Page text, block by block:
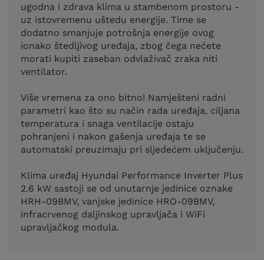
ugodna i zdrava klima u stambenom prostoru -
uz istovremenu uštedu energije. Time se
dodatno smanjuje potrošnja energije ovog
ionako štedljivog uređaja, zbog čega nećete
morati kupiti zaseban odvlaživač zraka niti
ventilator.
Više vremena za ono bitno! Namješteni radni
parametri kao što su način rada uređaja, ciljana
temperatura i snaga ventilacije ostaju
pohranjeni i nakon gašenja uređaja te se
automatski preuzimaju pri sljedećem uključenju.
Klima uređaj Hyundai Performance Inverter Plus
2.6 kW sastoji se od unutarnje jedinice oznake
HRH-09BMV, vanjske jedinice HRO-09BMV,
infracrvenog daljinskog upravljača i WiFi
upravljačkog modula.